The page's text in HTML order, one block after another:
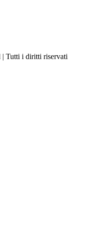
Tutti i diritti riservati